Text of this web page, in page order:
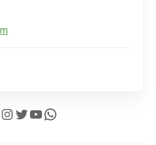
InstagramTwitter YouTube WhatsApp